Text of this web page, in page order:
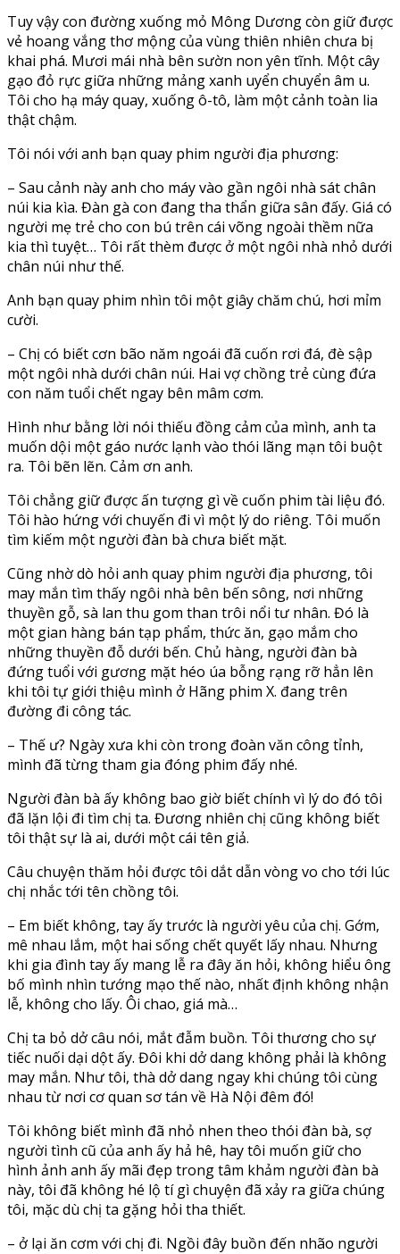
Tuy vậy con đường xuống mỏ Mông Dương còn giữ được
vẻ hoang vắng thơ mộng của vùng thiên nhiên chưa bị
khai phá. Mươi mái nhà bên sườn non yên tĩnh. Một cây
gạo đỏ rực giữa những mảng xanh uyển chuyển âm u.
Tôi cho hạ máy quay, xuống ô-tô, làm một cảnh toàn lia
thật chậm.
Tôi nói với anh bạn quay phim người địa phương:
– Sau cảnh này anh cho máy vào gần ngôi nhà sát chân
núi kia kìa. Đàn gà con đang tha thẩn giữa sân đấy. Giá có
người mẹ trẻ cho con bú trên cái võng ngoài thềm nữa
kia thì tuyệt… Tôi rất thèm được ở một ngôi nhà nhỏ dưới
chân núi như thế.
Anh bạn quay phim nhìn tôi một giây chăm chú, hơi mỉm
cười.
– Chị có biết cơn bão năm ngoái đã cuốn rơi đá, đè sập
một ngôi nhà dưới chân núi. Hai vợ chồng trẻ cùng đứa
con năm tuổi chết ngay bên mâm cơm.
Hình như bằng lời nói thiếu đồng cảm của mình, anh ta
muốn dội một gáo nước lạnh vào thói lãng mạn tôi buột
ra. Tôi bẽn lẽn. Cảm ơn anh.
Tôi chẳng giữ được ấn tượng gì về cuốn phim tài liệu đó.
Tôi hào hứng với chuyến đi vì một lý do riêng. Tôi muốn
tìm kiếm một người đàn bà chưa biết mặt.
Cũng nhờ dò hỏi anh quay phim người địa phương, tôi
may mắn tìm thấy ngôi nhà bên bến sông, nơi những
thuyền gỗ, sà lan thu gom than trôi nổi tư nhân. Đó là
một gian hàng bán tạp phẩm, thức ăn, gạo mắm cho
những thuyền đỗ dưới bến. Chủ hàng, người đàn bà
đứng tuổi với gương mặt héo úa bỗng rạng rỡ hẳn lên
khi tôi tự giới thiệu mình ở Hãng phim X. đang trên
đường đi công tác.
– Thế ư? Ngày xưa khi còn trong đoàn văn công tỉnh,
mình đã từng tham gia đóng phim đấy nhé.
Người đàn bà ấy không bao giờ biết chính vì lý do đó tôi
đã lặn lội đi tìm chị ta. Đương nhiên chị cũng không biết
tôi thật sự là ai, dưới một cái tên giả.
Câu chuyện thăm hỏi được tôi dắt dẫn vòng vo cho tới lúc
chị nhắc tới tên chồng tôi.
– Em biết không, tay ấy trước là người yêu của chị. Gớm,
mê nhau lắm, một hai sống chết quyết lấy nhau. Nhưng
khi gia đình tay ấy mang lễ ra đây ăn hỏi, không hiểu ông
bố mình nhìn tướng mạo thế nào, nhất định không nhận
lễ, không cho lấy. Ôi chao, giá mà…
Chị ta bỏ dở câu nói, mắt đẫm buồn. Tôi thương cho sự
tiếc nuối dại dột ấy. Đôi khi dở dang không phải là không
may mắn. Như tôi, thà dở dang ngay khi chúng tôi cùng
nhau từ nơi cơ quan sơ tán về Hà Nội đêm đó!
Tôi không biết mình đã nhỏ nhen theo thói đàn bà, sợ
người tình cũ của anh ấy hả hê, hay tôi muốn giữ cho
hình ảnh anh ấy mãi đẹp trong tâm khảm người đàn bà
này, tôi đã không hé lộ tí gì chuyện đã xảy ra giữa chúng
tôi, mặc dù chị ta gặng hỏi tha thiết.
– ở lại ăn cơm với chị đi. Ngồi đây buồn đến nhão người